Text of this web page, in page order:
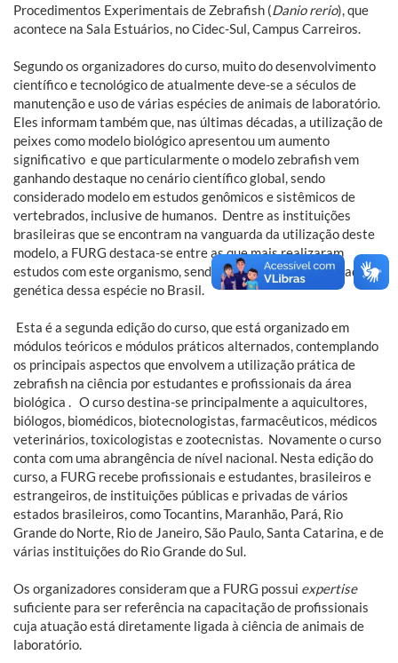
Procedimentos Experimentais de Zebrafish (Danio rerio), que
acontece na Sala Estuários, no Cidec-Sul, Campus Carreiros.
Segundo os organizadores do curso, muito do desenvolvimento
científico e tecnológico de atualmente deve-se a séculos de
manutenção e uso de várias espécies de animais de laboratório.
Eles informam também que, nas últimas décadas, a utilização de
peixes como modelo biológico apresentou um aumento
significativo e que particularmente o modelo zebrafish vem
ganhando destaque no cenário científico global, sendo
considerado modelo em estudos genômicos e sistêmicos de
vertebrados, inclusive de humanos. Dentre as instituições
brasileiras que se encontram na vanguarda da utilização deste
modelo, a FURG destaca-se entre as que mais realizaram
estudos com este organismo, sendo a pioneira na manipulação
genética dessa espécie no Brasil.
Esta é a segunda edição do curso, que está organizado em
módulos teóricos e módulos práticos alternados, contemplando
os principais aspectos que envolvem a utilização prática de
zebrafish na ciência por estudantes e profissionais da área
biológica . O curso destina-se principalmente a aquicultores,
biólogos, biomédicos, biotecnologistas, farmacêuticos, médicos
veterinários, toxicologistas e zootecnistas. Novamente o curso
conta com uma abrangência de nível nacional. Nesta edição do
curso, a FURG recebe profissionais e estudantes, brasileiros e
estrangeiros, de instituições públicas e privadas de vários
estados brasileiros, como Tocantins, Maranhão, Pará, Rio
Grande do Norte, Rio de Janeiro, São Paulo, Santa Catarina, e de
várias instituições do Rio Grande do Sul.
Os organizadores consideram que a FURG possui expertise
suficiente para ser referência na capacitação de profissionais
cuja atuação está diretamente ligada à ciência de animais de
laboratório.